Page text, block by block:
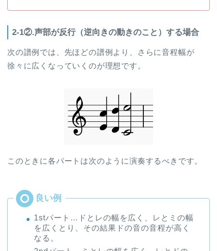
2-1②.声部が反行（逆向きの動きのこと）する場合
次の譜例では、先ほどの譜例より、さらに音程幅が
徐々に広くなっていくのが理想です。
このときに各パートは次のように演奏するべきです。
1stパート…ドとレの幅を広く、レとミの幅
を広くとり、その結果ドの音の音程が高く
なる。